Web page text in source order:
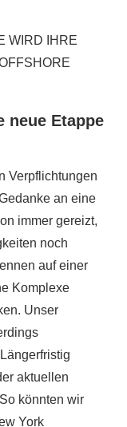
WIRD IHRE
neue Etappe
Verpflichtungen
an eine
immer gereizt,
noch
auf einer
Komplexe
Unser
aktuellen
könnten wir
York